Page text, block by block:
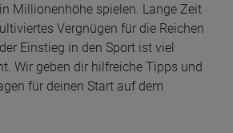
Millionenhöhe spielen. Lange Zeit
Vergnügen für die Reichen
Einstieg in den Sport ist viel
Wir geben dir hilfreiche Tipps und
für deinen Start auf dem